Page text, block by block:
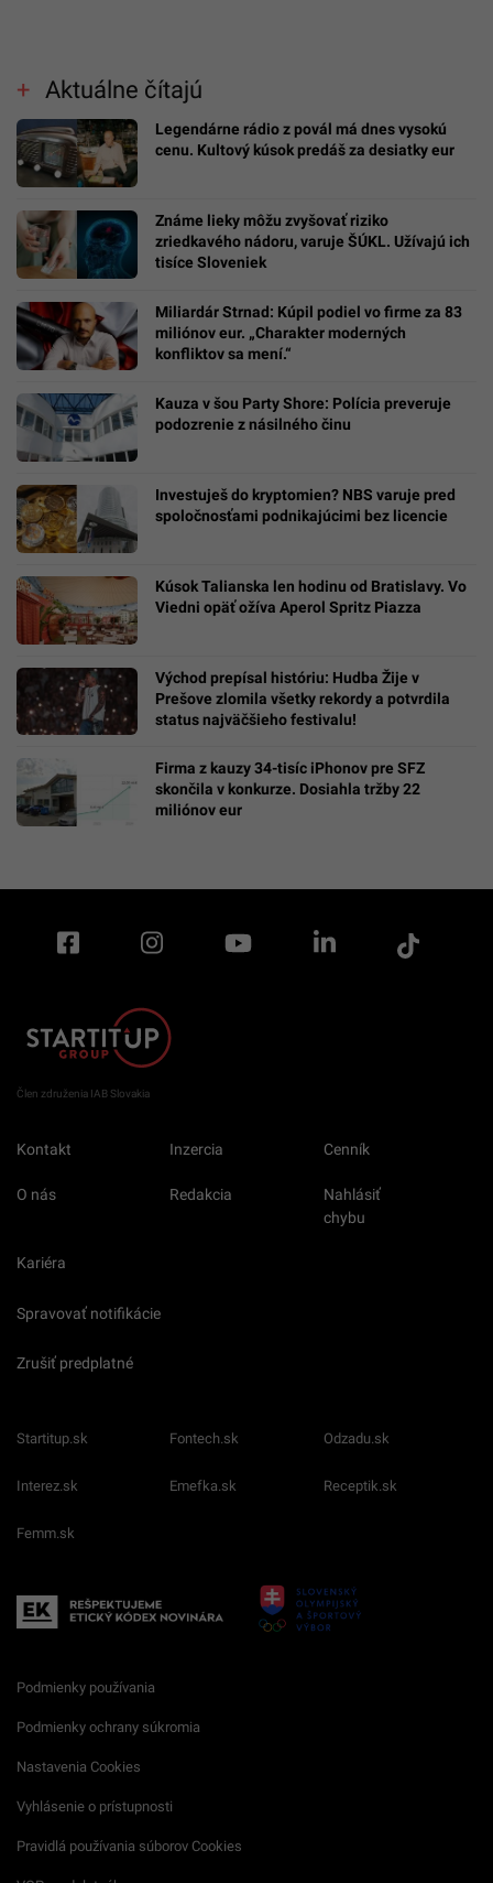
Aktuálne čítajú
Legendárne rádio z povál má dnes vysokú
cenu. Kultový kúsok predáš za desiatky eur
Známe lieky môžu zvyšovať riziko
zriedkavého nádoru, varuje ŠÚKL. Užívajú ich
tisíce Sloveniek
Miliardár Strnad: Kúpil podiel vo firme za 83
miliónov eur. „Charakter moderných
konfliktov sa mení.“
Kauza v šou Party Shore: Polícia preveruje
podozrenie z násilného činu
Investuješ do kryptomien? NBS varuje pred
spoločnosťami podnikajúcimi bez licencie
Kúsok Talianska len hodinu od Bratislavy. Vo
Viedni opäť ožíva Aperol Spritz Piazza
Východ prepísal históriu: Hudba Žije v
Prešove zlomila všetky rekordy a potvrdila
status najväčšieho festivalu!
Firma z kauzy 34-tisíc iPhonov pre SFZ
skončila v konkurze. Dosiahla tržby 22
miliónov eur
Člen združenia IAB Slovakia
Kontakt Inzercia Cenník
O nás Redakcia
Nahlásiť
chybu
Kariéra
Spravovať notifikácie
Zrušiť predplatné
Startitup.sk Fontech.sk Odzadu.sk
Interez.sk Emefka.sk Receptik.sk
Femm.sk
Podmienky používania
Podmienky ochrany súkromia
Nastavenia Cookies
Vyhlásenie o prístupnosti
Pravidlá používania súborov Cookies